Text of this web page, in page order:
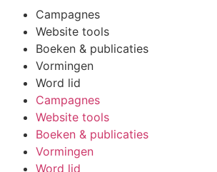
Campagnes
Website tools
Boeken & publicaties
Vormingen
Word lid
Campagnes
Website tools
Boeken & publicaties
Vormingen
Word lid